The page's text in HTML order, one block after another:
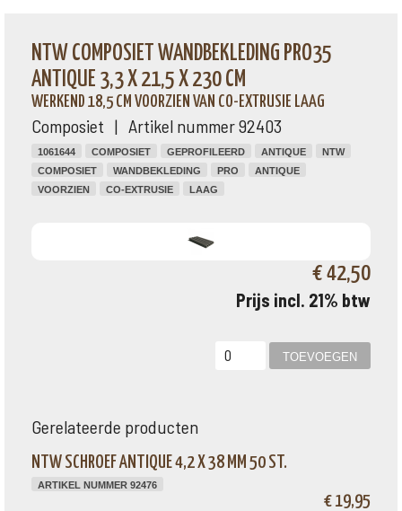
NTW COMPOSIET WANDBEKLEDING PRO35
ANTIQUE 3,3 X 21,5 X 230 CM
WERKEND 18,5 CM VOORZIEN VAN CO-EXTRUSIE LAAG
Composiet | Artikel nummer 92403
1061644 COMPOSIET GEPROFILEERD ANTIQUE
NTW
COMPOSIET
WANDBEKLEDING PRO
ANTIQUE
VOORZIEN
CO-EXTRUSIE LAAG
€ 42,50
Prijs incl. 21% btw
Gerelateerde producten
NTW SCHROEF ANTIQUE 4,2 X 38 MM 50 ST.
ARTIKEL NUMMER 92476
€ 19,95